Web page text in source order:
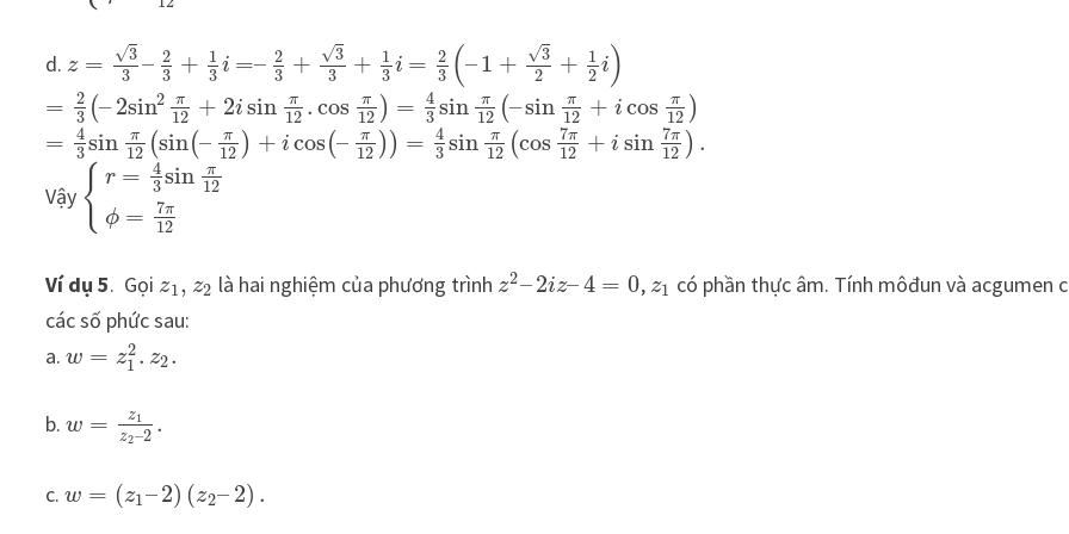
d.z = 3
√
3 – 2
3 + 1
3 i =– 2
3 + 3
√
3
+ 1
3 i =
2
3 (–1 + 3
√
2
+ 1
2 i )
=
2
3 (– 2sin2 π
12 + 2i sin π
12 . cos π
12 ) = 4
3 sin π
12 (–sin π
12 + i cos π
12 )
=
4
3 sin π
12 (sin(– π
12 ) + i cos(– π
12 ) ) = 4
3 sin π
12 (cos 7π
12 + i sin 7π
12 ) .
Vậy { r =
4
3 sin π
12
ϕ = 7π
12
Ví dụ 5. Gọiz1, z2 là hai nghiệm của phương trình z2–2iz–4 = 0, z1 có phần thực âm. Tính môđun và acgumen
các số phức sau:
a.w = z2
1 . z2.
b.w = z1
z2–2 .
c.w = (z1–2) (z2– 2) .